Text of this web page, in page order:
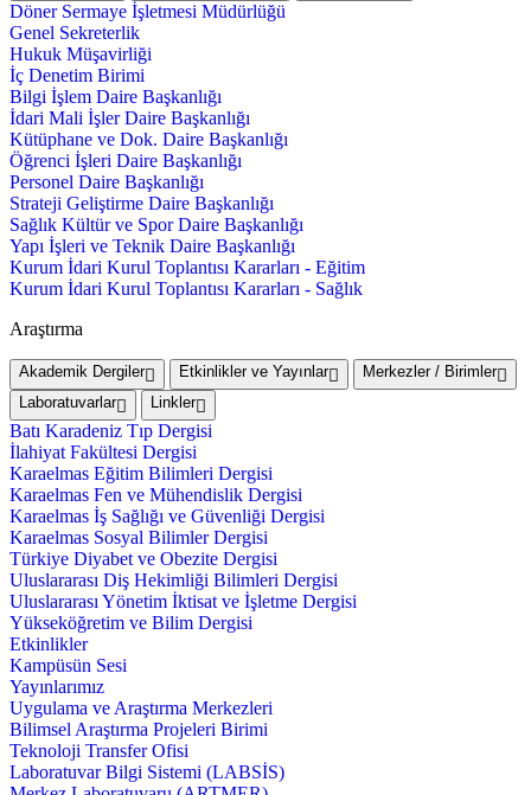
Döner Sermaye İşletmesi Müdürlüğü
Genel Sekreterlik
Hukuk Müşavirliği
İç Denetim Birimi
Bilgi İşlem Daire Başkanlığı
İdari Mali İşler Daire Başkanlığı
Kütüphane ve Dok. Daire Başkanlığı
Öğrenci İşleri Daire Başkanlığı
Personel Daire Başkanlığı
Strateji Geliştirme Daire Başkanlığı
Sağlık Kültür ve Spor Daire Başkanlığı
Yapı İşleri ve Teknik Daire Başkanlığı
Kurum İdari Kurul Toplantısı Kararları - Eğitim
Kurum İdari Kurul Toplantısı Kararları - Sağlık
Araştırma
Akademik Dergiler Etkinlikler ve Yayınlar
Merkezler / Birimler
Laboratuvarlar
Linkler
Batı Karadeniz Tıp Dergisi
İlahiyat Fakültesi Dergisi
Karaelmas Eğitim Bilimleri Dergisi
Karaelmas Fen ve Mühendislik Dergisi
Karaelmas İş Sağlığı ve Güvenliği Dergisi
Karaelmas Sosyal Bilimler Dergisi
Türkiye Diyabet ve Obezite Dergisi
Uluslararası Diş Hekimliği Bilimleri Dergisi
Uluslararası Yönetim İktisat ve İşletme Dergisi
Yükseköğretim ve Bilim Dergisi
Etkinlikler
Kampüsün Sesi
Yayınlarımız
Uygulama ve Araştırma Merkezleri
Bilimsel Araştırma Projeleri Birimi
Teknoloji Transfer Ofisi
Laboratuvar Bilgi Sistemi (LABSİS)